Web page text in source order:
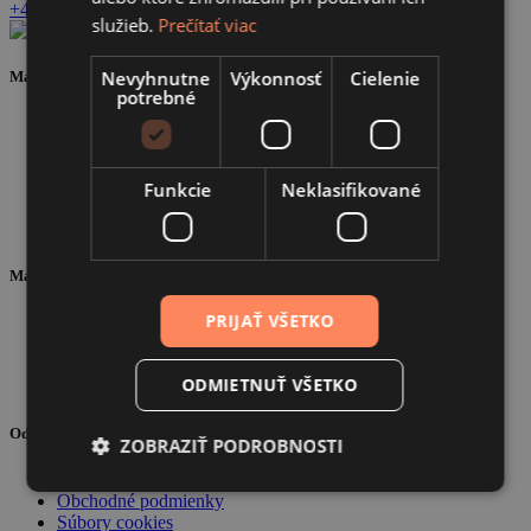
+420 777 611 672entys@email.cz
Mapa stránky
Školenia
Materiály
Dokumenty na stiahnutie
Video návody
Reklamácie
Často kladené otázky
Odkazy
Obchodné podmienky
Súbory cookies
služieb. Prečítať viac
Nevyhnutne
potrebné
Výkonnosť Cielenie
Funkcie Neklasifikované
PRIJAŤ VŠETKO
ODMIETNUŤ VŠETKO
ZOBRAZIŤ PODROBNOSTI